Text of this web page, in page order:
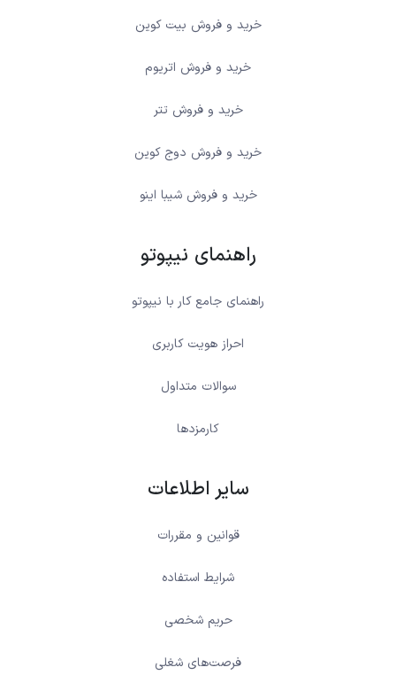
خرید و فروش بیت کوین
خرید و فروش اتریوم
خرید و فروش تتر
خرید و فروش دوج کوین
خرید و فروش شیبا اینو
راهنمای نیپوتو
راهنمای جامع کار با نیپوتو
احراز هویت کاربری
سوالات متداول
کارمزدها
سایر اطلاعات
قوانین و مقررات
شرایط استفاده
حریم شخصی
فرصت‌های شغلی